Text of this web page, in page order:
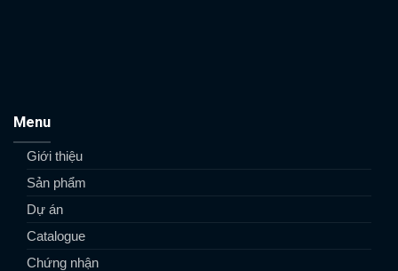
Menu
Giới thiệu
Sản phẩm
Dự án
Catalogue
Chứng nhận